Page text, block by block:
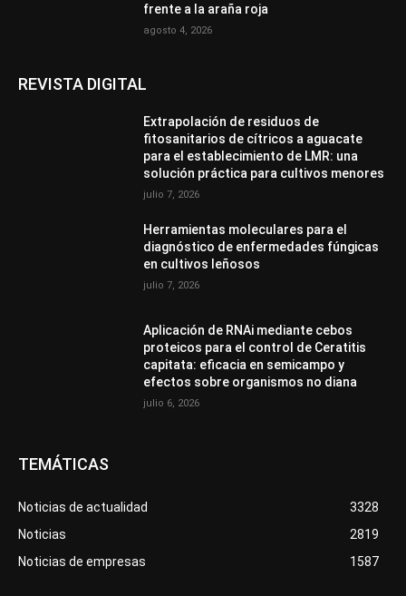
frente a la araña roja
agosto 4, 2026
REVISTA DIGITAL
Extrapolación de residuos de
fitosanitarios de cítricos a aguacate
para el establecimiento de LMR: una
solución práctica para cultivos menores
julio 7, 2026
Herramientas moleculares para el
diagnóstico de enfermedades fúngicas
en cultivos leñosos
julio 7, 2026
Aplicación de RNAi mediante cebos
proteicos para el control de Ceratitis
capitata: eficacia en semicampo y
efectos sobre organismos no diana
julio 6, 2026
TEMÁTICAS
Noticias de actualidad
3328
Noticias
2819
Noticias de empresas
1587